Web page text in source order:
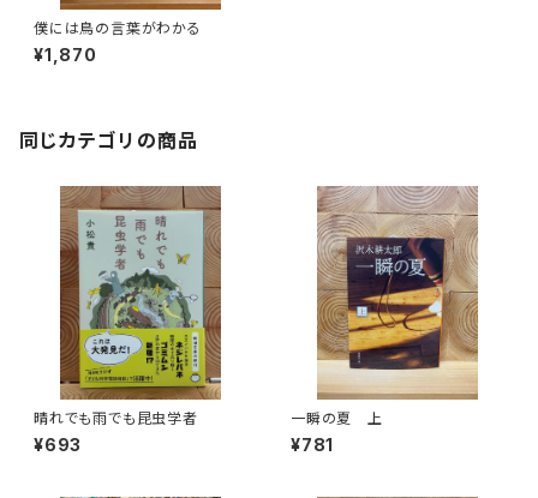
僕には鳥の言葉がわかる
¥1,870
同じカテゴリの商品
晴れでも雨でも昆虫学者
¥693
一瞬の夏 上
¥781